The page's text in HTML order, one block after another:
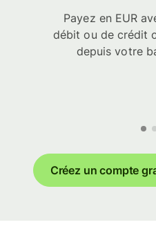
Payez en EUR
débit ou de crédit
depuis votre
Créez un compte